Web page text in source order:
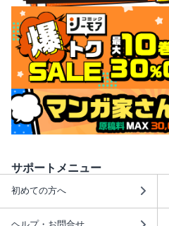
サポートメニュー
初めての方へ